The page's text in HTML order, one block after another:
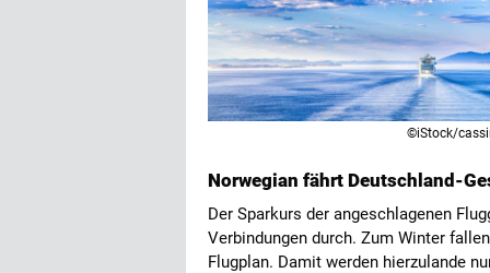
©iStock/
Norwegian fährt Deutschland-
Der Sparkurs der angeschlagenen
Verbindungen durch. Zum Winter
Flugplan. Damit werden hierzulande